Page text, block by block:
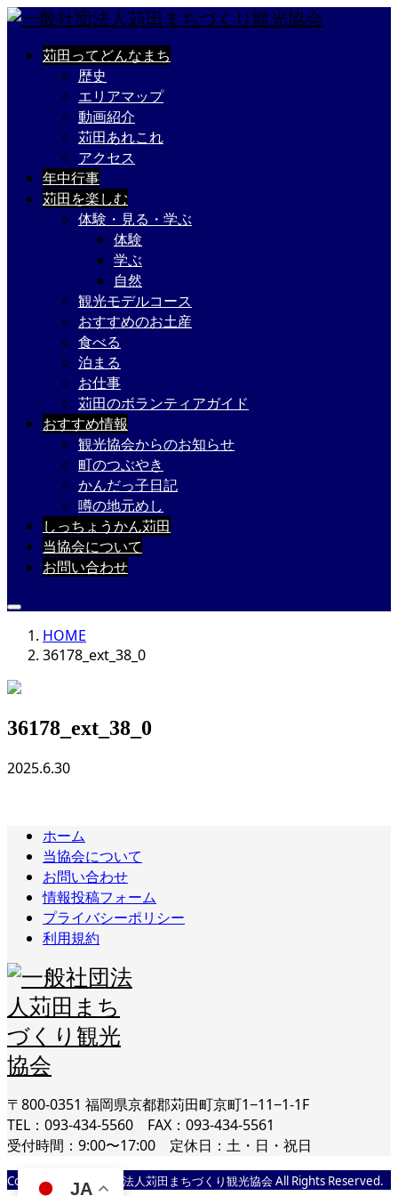
苅田ってどんなまち
歴史
エリアマップ
動画紹介
苅田あれこれ
アクセス
年中行事
苅田を楽しむ
体験・見る・学ぶ
体験
学ぶ
自然
観光モデルコース
おすすめのお土産
食べる
泊まる
お仕事
苅田のボランティアガイド
おすすめ情報
観光協会からのお知らせ
町のつぶやき
かんだっ子日記
噂の地元めし
しっちょうかん苅田
当協会について
お問い合わせ
HOME
36178_ext_38_0
36178_ext_38_0
2025.6.30
ホーム
当協会について
お問い合わせ
情報投稿フォーム
プライバシーポリシー
利用規約
〒800-0351 福岡県京都郡苅田町京町1−11−1-1F
TEL：093-434-5560 FAX：093-434-5561
受付時間：9:00〜17:00 定休日：土・日・祝日
Copyright © 一般社団法人苅田まちづくり観光協会 All Rights Reserved.
JA